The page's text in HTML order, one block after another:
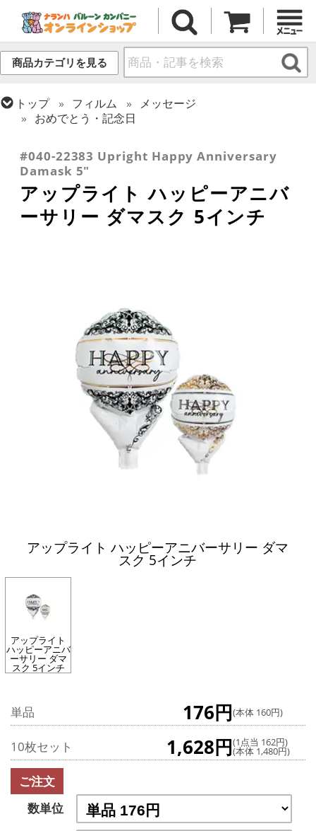
商品カテゴリを見る
トップ フィルム
メッセージ
おめでとう・記念日
#040-22383 Upright Happy Anniversary
Damask 5"
アップライト ハッピーアニバ
ーサリー ダマスク 5インチ
アップライト ハッピーアニバーサリー ダマ
スク 5インチ
アップライト
ハッピーアニバ
ーサリー ダマ
スク 5インチ
単品 176円(本体 160円)
10枚セット 1,628円(1点当 162円)
(本体 1,480円)
ご注文
数単位